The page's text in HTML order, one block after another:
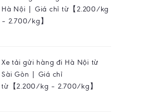
Hà Nội | Giá chỉ từ【2.200/kg
– 2.700/kg】
Xe tải gửi hàng đi Hà Nội từ
Sài Gòn | Giá chỉ
từ【2.200/kg – 2.700/kg】